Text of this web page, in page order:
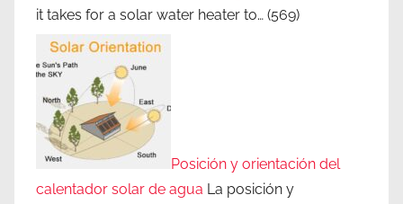
it takes for a solar water heater to… (569)
Posición y orientación del
calentador solar de agua La posición y